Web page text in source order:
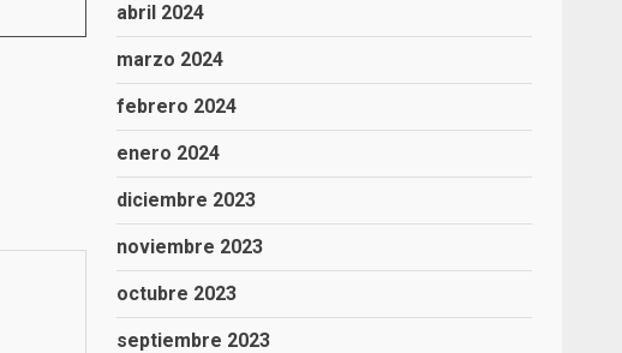
abril 2024
marzo 2024
febrero 2024
enero 2024
diciembre 2023
noviembre 2023
octubre 2023
septiembre 2023